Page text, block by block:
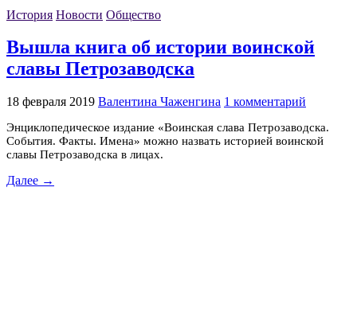
История Новости Общество
Вышла книга об истории воинской
славы Петрозаводска
18 февраля 2019 Валентина Чаженгина 1 комментарий
Энциклопедическое издание «Воинская слава Петрозаводска.
События. Факты. Имена» можно назвать историей воинской
славы Петрозаводска в лицах.
Далее →